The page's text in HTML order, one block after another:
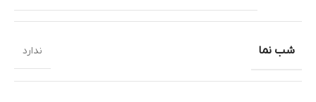
شب نما ندارد